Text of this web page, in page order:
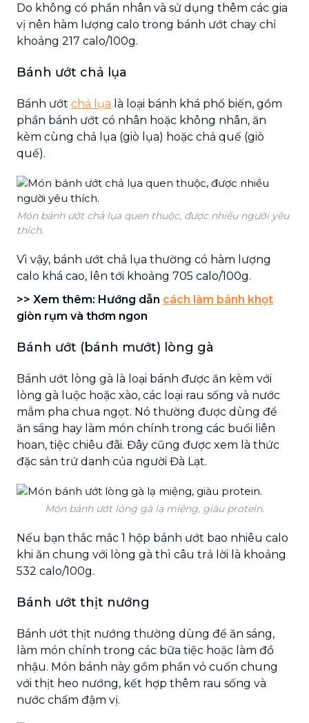
Do không có phần nhân và sử dụng thêm các gia
vị nên hàm lượng calo trong bánh ướt chay chỉ
khoảng 217 calo/100g.
Bánh ướt chả lụa
Bánh ướt chả lụa là loại bánh khá phổ biến, gồm
phần bánh ướt có nhân hoặc không nhân, ăn
kèm cùng chả lụa (giò lụa) hoặc chả quế (giò
quế).
Món bánh ướt chả lụa quen thuộc, được nhiều người yêu
thích.
Vì vậy, bánh ướt chả lụa thường có hàm lượng
calo khá cao, lên tới khoảng 705 calo/100g.
>> Xem thêm: Hướng dẫn cách làm bánh khọt
giòn rụm và thơm ngon
Bánh ướt (bánh mướt) lòng gà
Bánh ướt lòng gà là loại bánh được ăn kèm với
lòng gà luộc hoặc xào, các loại rau sống và nước
mắm pha chua ngọt. Nó thường được dùng để
ăn sáng hay làm món chính trong các buổi liên
hoan, tiệc chiêu đãi. Đây cũng được xem là thức
đặc sản trứ danh của người Đà Lạt.
Món bánh ướt lòng gà lạ miệng, giàu protein.
Nếu bạn thắc mắc 1 hộp bánh ướt bao nhiêu calo
khi ăn chung với lòng gà thì câu trả lời là khoảng
532 calo/100g.
Bánh ướt thịt nướng
Bánh ướt thịt nướng thường dùng để ăn sáng,
làm món chính trong các bữa tiệc hoặc làm đồ
nhậu. Món bánh này gồm phần vỏ cuốn chung
với thịt heo nướng, kết hợp thêm rau sống và
nước chấm đậm vị.